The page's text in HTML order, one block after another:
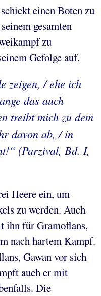
einen Boten zu
gesamten
zu
Gefolge auf.
zeigen, / ehe ich
das auch
treibt mich zu dem
davon ab, / in
(Parzival, Bd. I,
Heere ein, um
zu werden. Auch
ihn für Gramoflans,
nach hartem Kampf.
Gawan vor sich
auch er mit
Die